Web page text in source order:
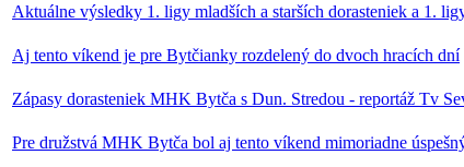
Aktuálne výsledky 1. ligy mladších a starších dorasteniek a 1.
Aj tento víkend je pre Bytčianky rozdelený do dvoch hracích dní
Zápasy dorasteniek MHK Bytča s Dun. Stredou - reportáž Tv
Pre družstvá MHK Bytča bol aj tento víkend mimoriadne